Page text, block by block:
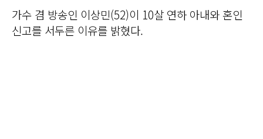
가수 겸 방송인 이상민(52)이 10살 연하 아내와 혼인
신고를 서두른 이유를 밝혔다.